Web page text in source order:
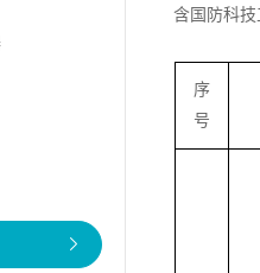
含国防科
序
号